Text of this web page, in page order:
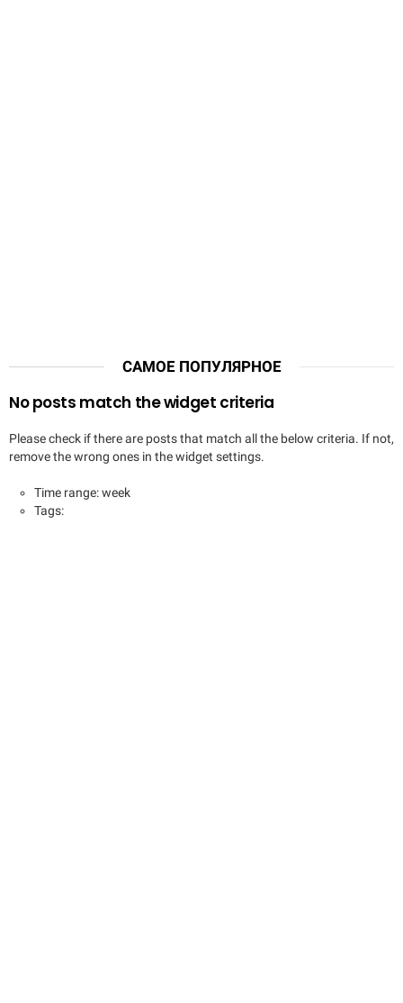
САМОЕ ПОПУЛЯРНОЕ
No posts match the widget criteria
Please check if there are posts that match all the below criteria. If not,
remove the wrong ones in the widget settings.
Time range: week
Tags: